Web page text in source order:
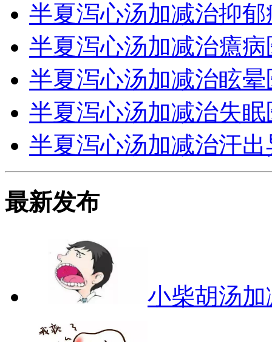
半夏泻心汤加减治抑郁
半夏泻心汤加减治癔病
半夏泻心汤加减治眩晕
半夏泻心汤加减治失眠
半夏泻心汤加减治汗出
最新发布
小柴胡汤